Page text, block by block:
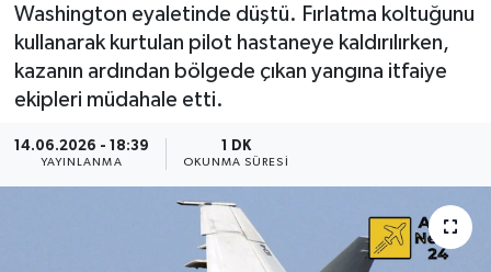
Washington eyaletinde düştü. Fırlatma koltuğunu
kullanarak kurtulan pilot hastaneye kaldırılırken,
kazanın ardından bölgede çıkan yangına itfaiye
ekipleri müdahale etti.
14.06.2026 - 18:39
YAYINLANMA
1 DK
OKUNMA SÜRESI